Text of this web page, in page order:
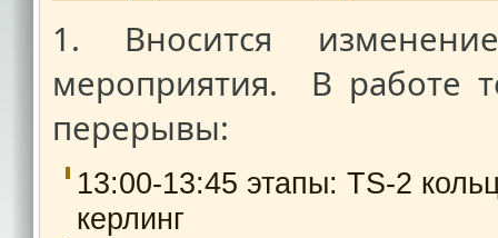
1. Вносится
мероприятия. В работе
перерывы:
13:00-13:45 этапы: TS-2
керлинг